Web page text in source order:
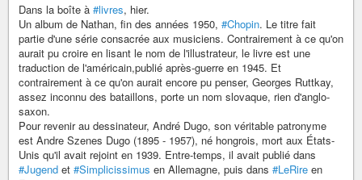
Dans la boîte à #livres, hier.
Un album de Nathan, fin des années 1950, #Chopin. Le titre fait
partie d'une série consacrée aux musiciens. Contrairement à ce qu'on
aurait pu croire en lisant le nom de l'illustrateur, le livre est une
traduction de l'américain,publié après-guerre en 1945. Et
contrairement à ce qu'on aurait encore pu penser, Georges Ruttkay,
assez inconnu des bataillons, porte un nom slovaque, rien d'anglo-
saxon.
Pour revenir au dessinateur, André Dugo, son véritable patronyme
est Andre Szenes Dugo (1895 - 1957), né hongrois, mort aux États-
Unis qu'il avait rejoint en 1939. Entre-temps, il avait publié dans
#Jugend et #Simplicissimus en Allemagne, puis dans #LeRire en